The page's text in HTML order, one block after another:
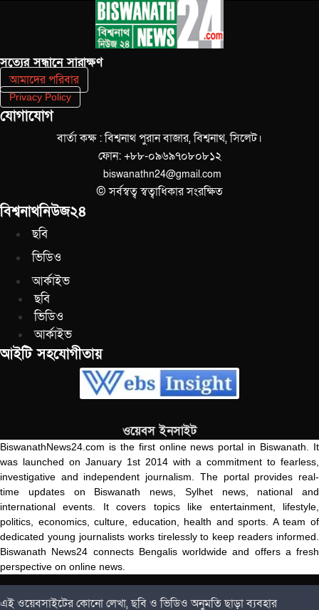
সত‌্যের সন্ধানে সারাক্ষণ
আমাদের পরিবার
Privacy Policy
যোগাযোগ
বার্তা কক্ষ : বিশ্বনাথ পুরান বাজার, বিশ্বনাথ, সিলেট।
ফোন: +৮৮-০৯৬৯৭০৮০৮১২
biswanathn24@gmail.com
© সর্বস্বত্ব স্বত্বাধিকার সংরক্ষিত
বিশ্বনাথনিউজ২৪
ছবি
ভিডিও
আর্কাইভ
ছবি
ভিডিও
আর্কাইভ
আইটি সহযোগীতায়
ওয়েবস ইনসাইট
BiswanathNews24.com is the first online news portal in Biswanath. It
was launched on January 1st 2014 with a commitment to fearless,
investigative and independent journalism. The portal provides real-
time updates on Biswanath news, Sylhet news, national and
international events. It covers topics like entertainment, lifestyle,
politics, economics, culture, education, health and sports. A team of
dedicated young journalists works tirelessly to keep readers informed.
Biswanath News24 connects Bengalis worldwide and offers a fresh
perspective on online news.
এই ওয়েবসাইটের কোনো লেখা, ছবি ও ভিডিও অনুমতি ছাড়া ব্যবহার